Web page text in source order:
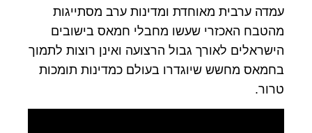
עמדה ערבית מאוחדת ומדינות ערב מסתייגות
מהטבח האכזרי שעשו מחבלי חמאס בישובים
הישראלים לאורך גבול הרצועה ואינן רוצות לתמוך
בחמאס מחשש שיוגדרו בעולם כמדינות תומכות
טרור.